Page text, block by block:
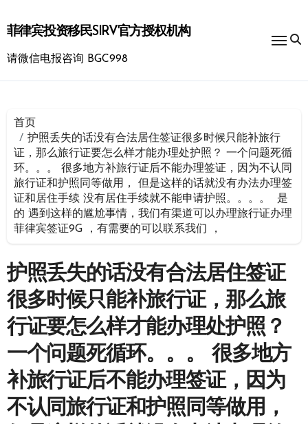
到
内
菲律宾投资移民SIRV官方授权机构
请微信电报咨询 BGC998
首页
护照丢失的话没有合法居住签证很多时候只能补旅行
证，那么旅行证要怎么样才能办理处护照？ 一个问题死循
环。。。 很多地方补旅行证后不能办理签证，因为不认同
旅行证和护照同等做用， 但是这样的话就没有办法办理签
证和居住手续 没有居住手续就不能申请护照。。。。 是
的 遇到这样的尴尬事情，我们有渠道可以办理旅行证办理
菲律宾签证9G ，有需要的可以联系我们 ，
护照丢失的话没有合法居住签证
很多时候只能补旅行证，那么旅
行证要怎么样才能办理处护照？
一个问题死循环。。。 很多地方
补旅行证后不能办理签证，因为
不认同旅行证和护照同等做用，